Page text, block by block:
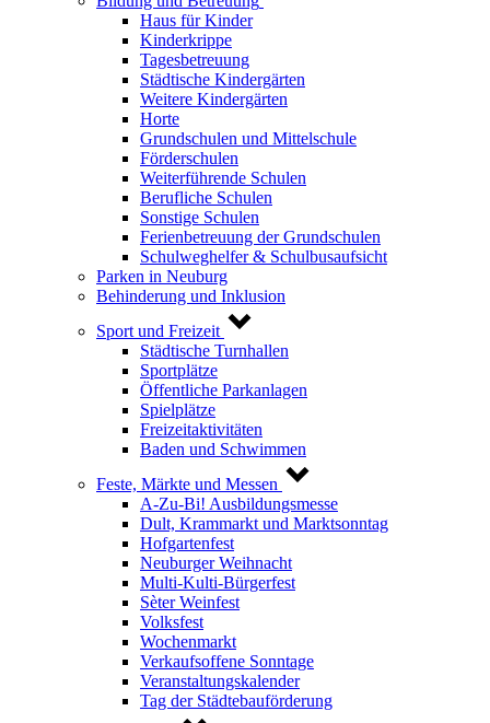
Haus für Kinder
Kinderkrippe
Tagesbetreuung
Städtische Kindergärten
Weitere Kindergärten
Horte
Grundschulen und Mittelschule
Förderschulen
Weiterführende Schulen
Berufliche Schulen
Sonstige Schulen
Ferienbetreuung der Grundschulen
Schulweghelfer & Schulbusaufsicht
Parken in Neuburg
Behinderung und Inklusion
Sport und Freizeit
Städtische Turnhallen
Sportplätze
Öffentliche Parkanlagen
Spielplätze
Freizeitaktivitäten
Baden und Schwimmen
Feste, Märkte und Messen
A-Zu-Bi! Ausbildungsmesse
Dult, Krammarkt und Marktsonntag
Hofgartenfest
Neuburger Weihnacht
Multi-Kulti-Bürgerfest
Sèter Weinfest
Volksfest
Wochenmarkt
Verkaufsoffene Sonntage
Veranstaltungskalender
Tag der Städtebauförderung